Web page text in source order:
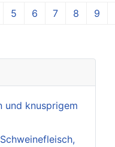
5 6 7 8 9
und knusprigem